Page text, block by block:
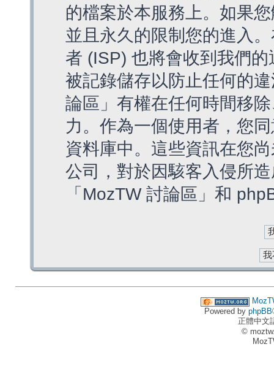
的檔案於本服務上。如果
並且永久的限制您的進入
者 (ISP) 也將會收到我們
被記錄儲存以防止任何的
論區」有權在任何時間移
力。作為一個使用者，您
資料庫中。這些資訊在您
公司，對於因駭客入侵所
「MozTW 討論區」和
Powered by phpBB
正體中文
©